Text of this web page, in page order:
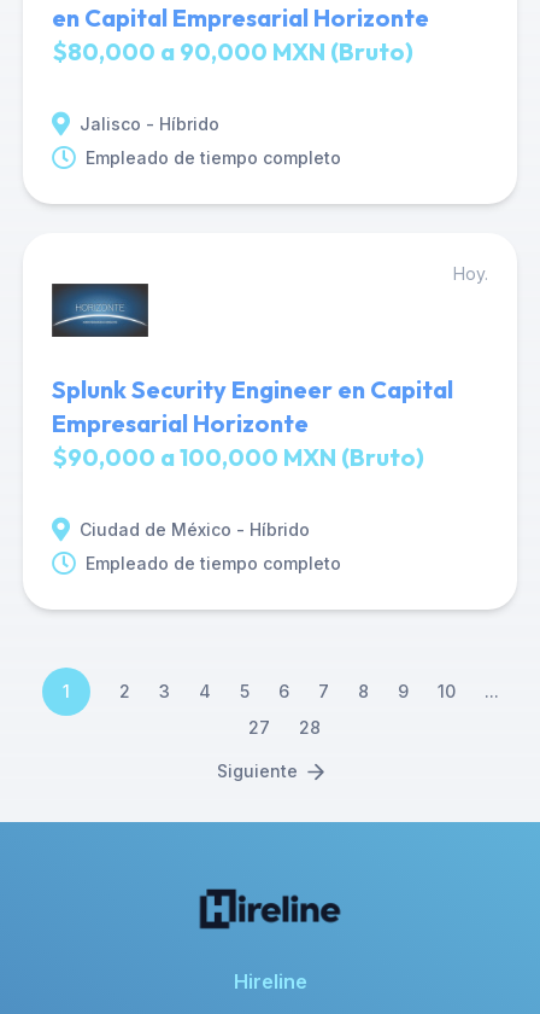
en Capital Empresarial Horizonte
$80,000 a 90,000 MXN (Bruto)
Jalisco - Híbrido
Empleado de tiempo completo
Hoy.
Splunk Security Engineer en Capital
Empresarial Horizonte
$90,000 a 100,000 MXN (Bruto)
Ciudad de México - Híbrido
Empleado de tiempo completo
1 2 3 4 5 6 7 8 9 10
...
27
28
Siguiente
Hireline